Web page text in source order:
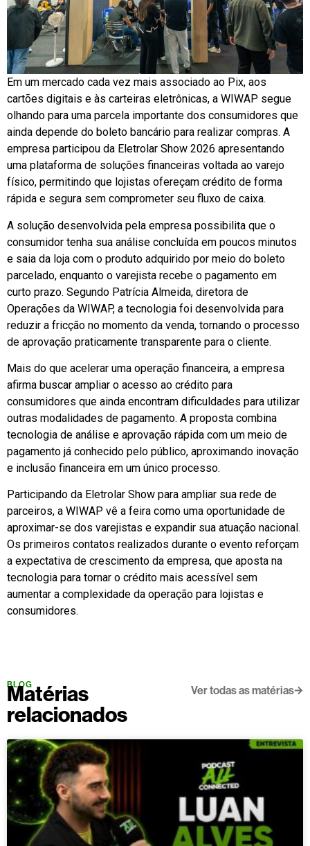
Em um mercado cada vez mais associado ao Pix, aos
cartões digitais e às carteiras eletrônicas, a WIWAP segue
olhando para uma parcela importante dos consumidores que
ainda depende do boleto bancário para realizar compras. A
empresa participou da Eletrolar Show 2026 apresentando
uma plataforma de soluções financeiras voltada ao varejo
físico, permitindo que lojistas ofereçam crédito de forma
rápida e segura sem comprometer seu fluxo de caixa.
A solução desenvolvida pela empresa possibilita que o
consumidor tenha sua análise concluída em poucos minutos
e saia da loja com o produto adquirido por meio do boleto
parcelado, enquanto o varejista recebe o pagamento em
curto prazo. Segundo Patrícia Almeida, diretora de
Operações da WIWAP, a tecnologia foi desenvolvida para
reduzir a fricção no momento da venda, tornando o processo
de aprovação praticamente transparente para o cliente.
Mais do que acelerar uma operação financeira, a empresa
afirma buscar ampliar o acesso ao crédito para
consumidores que ainda encontram dificuldades para utilizar
outras modalidades de pagamento. A proposta combina
tecnologia de análise e aprovação rápida com um meio de
pagamento já conhecido pelo público, aproximando inovação
e inclusão financeira em um único processo.
Participando da Eletrolar Show para ampliar sua rede de
parceiros, a WIWAP vê a feira como uma oportunidade de
aproximar-se dos varejistas e expandir sua atuação nacional.
Os primeiros contatos realizados durante o evento reforçam
a expectativa de crescimento da empresa, que aposta na
tecnologia para tornar o crédito mais acessível sem
aumentar a complexidade da operação para lojistas e
consumidores.
BLOG
Matérias
relacionados
Ver todas as matérias